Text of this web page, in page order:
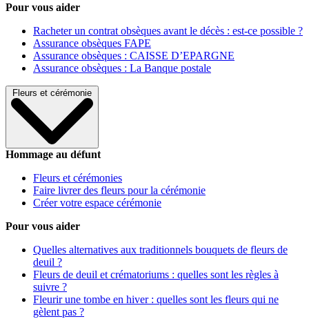
Pour vous aider
Racheter un contrat obsèques avant le décès : est-ce possible ?
Assurance obsèques FAPE
Assurance obsèques : CAISSE D’EPARGNE
Assurance obsèques : La Banque postale
Fleurs et cérémonie
Hommage au défunt
Fleurs et cérémonies
Faire livrer des fleurs pour la cérémonie
Créer votre espace cérémonie
Pour vous aider
Quelles alternatives aux traditionnels bouquets de fleurs de
deuil ?
Fleurs de deuil et crématoriums : quelles sont les règles à
suivre ?
Fleurir une tombe en hiver : quelles sont les fleurs qui ne
gèlent pas ?